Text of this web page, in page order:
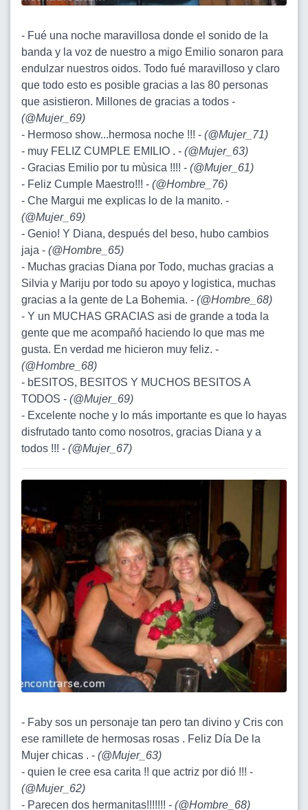
- Fué una noche maravillosa donde el sonido de la
banda y la voz de nuestro a migo Emilio sonaron para
endulzar nuestros oidos. Todo fué maravilloso y claro
que todo esto es posible gracias a las 80 personas
que asistieron. Millones de gracias a todos -
(@Mujer_69)
- Hermoso show...hermosa noche !!! - (@Mujer_71)
- muy FELIZ CUMPLE EMILIO . - (@Mujer_63)
- Gracias Emilio por tu mùsica !!!! - (@Mujer_61)
- Feliz Cumple Maestro!!! - (@Hombre_76)
- Che Margui me explicas lo de la manito. -
(@Mujer_69)
- Genio! Y Diana, después del beso, hubo cambios
jaja - (@Hombre_65)
- Muchas gracias Diana por Todo, muchas gracias a
Silvia y Mariju por todo su apoyo y logistica, muchas
gracias a la gente de La Bohemia. - (@Hombre_68)
- Y un MUCHAS GRACIAS asi de grande a toda la
gente que me acompañó haciendo lo que mas me
gusta. En verdad me hicieron muy feliz. -
(@Hombre_68)
- bESITOS, BESITOS Y MUCHOS BESITOS A
TODOS - (@Mujer_69)
- Excelente noche y lo más importante es que lo hayas
disfrutado tanto como nosotros, gracias Diana y a
todos !!! - (@Mujer_67)
- Faby sos un personaje tan pero tan divino y Cris con
ese ramillete de hermosas rosas . Feliz Día De la
Mujer chicas . - (@Mujer_63)
- quien le cree esa carita !! que actriz por dió !!! -
(@Mujer_62)
- Parecen dos hermanitas!!!!!!! - (@Hombre_68)